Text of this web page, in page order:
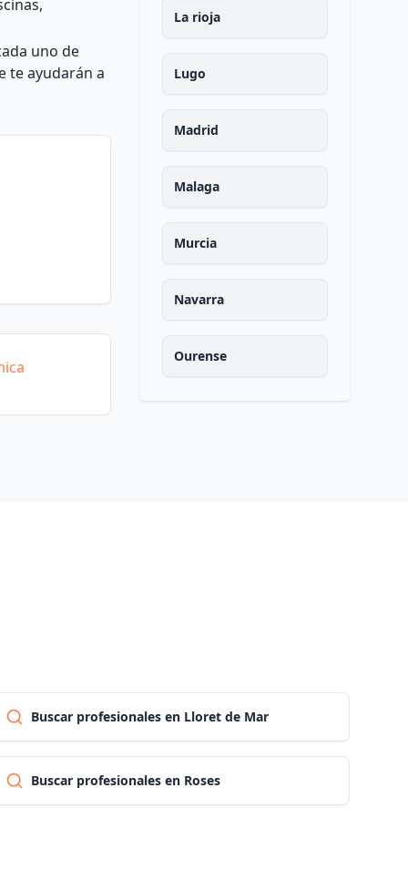
uno de
te ayudarán a
La rioja
Lugo
Madrid
Malaga
Murcia
Navarra
Ourense
Santa cruz de tenerife
Segovia
Buscar profesionales en Lloret de Mar
Buscar profesionales en Roses